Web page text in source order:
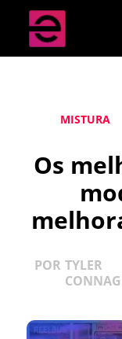
MISTURA
Os
POR TYLER